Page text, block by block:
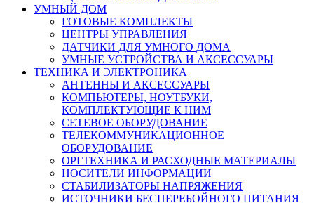
УМНЫЙ ДОМ
ГОТОВЫЕ КОМПЛЕКТЫ
ЦЕНТРЫ УПРАВЛЕНИЯ
ДАТЧИКИ ДЛЯ УМНОГО ДОМА
УМНЫЕ УСТРОЙСТВА И АКСЕССУАРЫ
ТЕХНИКА И ЭЛЕКТРОНИКА
АНТЕННЫ И АКСЕССУАРЫ
КОМПЬЮТЕРЫ, НОУТБУКИ,
КОМПЛЕКТУЮЩИЕ К НИМ
СЕТЕВОЕ ОБОРУДОВАНИЕ
ТЕЛЕКОММУНИКАЦИОННОЕ
ОБОРУДОВАНИЕ
ОРГТЕХНИКА И РАСХОДНЫЕ МАТЕРИАЛЫ
НОСИТЕЛИ ИНФОРМАЦИИ
СТАБИЛИЗАТОРЫ НАПРЯЖЕНИЯ
ИСТОЧНИКИ БЕСПЕРЕБОЙНОГО ПИТАНИЯ